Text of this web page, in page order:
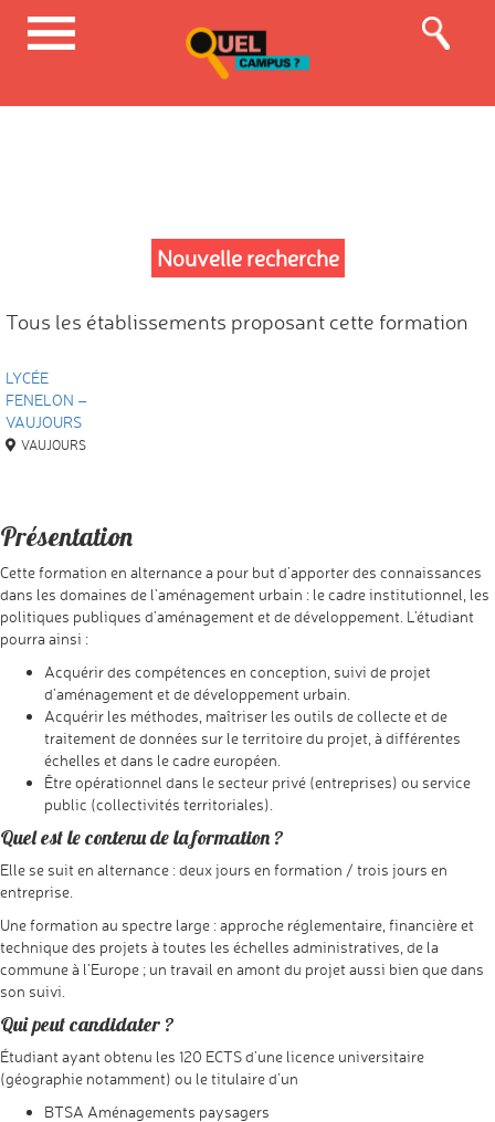
Nouvelle recherche
Tous les établissements proposant cette formation
LYCÉE
FENELON –
VAUJOURS
VAUJOURS
Présentation
Cette formation en alternance a pour but d’apporter des connaissances
dans les domaines de l’aménagement urbain : le cadre institutionnel, les
politiques publiques d’aménagement et de développement. L’étudiant
pourra ainsi :
Acquérir des compétences en conception, suivi de projet
d’aménagement et de développement urbain.
Acquérir les méthodes, maîtriser les outils de collecte et de
traitement de données sur le territoire du projet, à différentes
échelles et dans le cadre européen.
Être opérationnel dans le secteur privé (entreprises) ou service
public (collectivités territoriales).
Quel est le contenu de la formation ?
Elle se suit en alternance : deux jours en formation / trois jours en
entreprise.
Une formation au spectre large : approche réglementaire, financière et
technique des projets à toutes les échelles administratives, de la
commune à l’Europe ; un travail en amont du projet aussi bien que dans
son suivi.
Qui peut candidater ?
Étudiant ayant obtenu les 120 ECTS d’une licence universitaire
(géographie notamment) ou le titulaire d’un
BTSA Aménagements paysagers